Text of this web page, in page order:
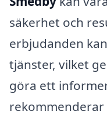
säkerhet och
erbjudanden
tjänster, vilket
göra ett